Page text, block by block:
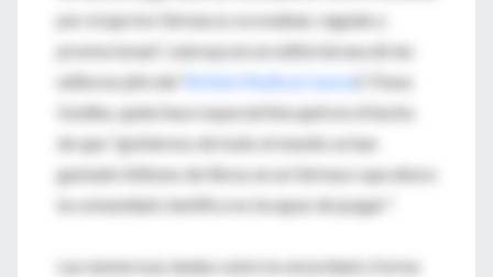
por el que los fármacos se evalúan, regulan y
promocionan", subraya en un editorial una de las
editoras jefe del '
British Medical Journal', Fiona
Godlee, quien hace especial hincapié en el hecho
de que "gobiernos de todo el mundo se han
gastado billones de libras en un fármaco que ahora
la comunidad científica es incapaz de juzgar".
Las numerosas dudas sobre la veracidad y forma